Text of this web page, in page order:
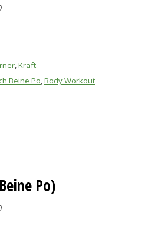
,Kraft
Beine Po,Body Workout
Po)